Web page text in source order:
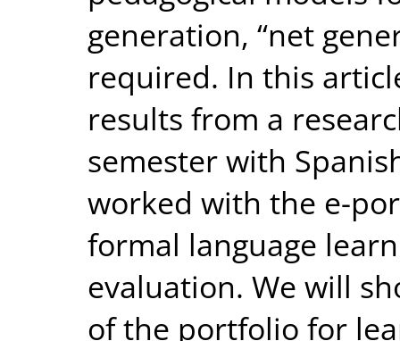
generation, “net
required. In this
results from a
semester with
worked with the e-
formal language
evaluation. We will
of the portfolio for